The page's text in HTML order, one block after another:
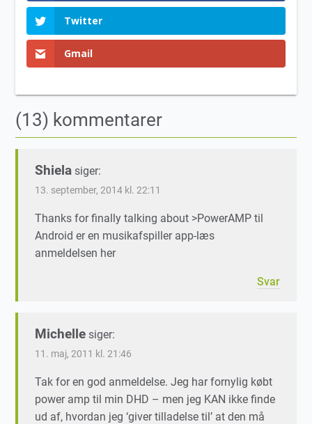
Twitter
Gmail
(13) kommentarer
Shiela siger:
13. september, 2014 kl. 22:11
Thanks for finally talking about >PowerAMP til
Android er en musikafspiller app-læs
anmeldelsen her
Svar
Michelle siger:
11. maj, 2011 kl. 21:46
Tak for en god anmeldelse. Jeg har fornylig købt
power amp til min DHD – men jeg KAN ikke finde
ud af, hvordan jeg ‘giver tilladelse til’ at den må